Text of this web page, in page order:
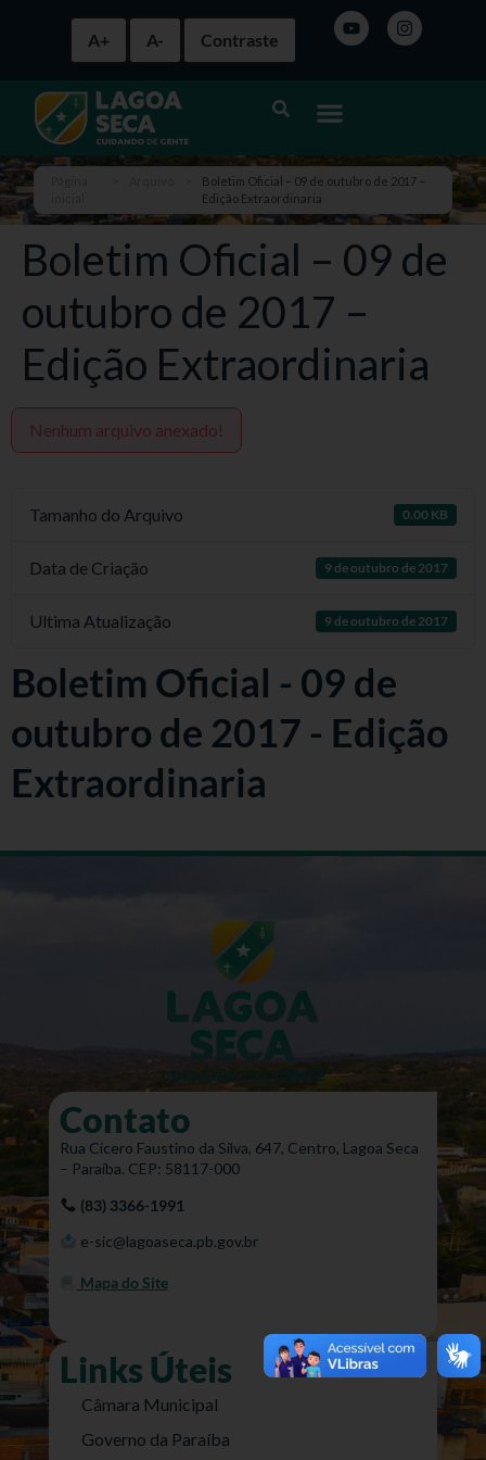
A+ A- Contraste
Boletim Oficial – 09 de outubro de 2017 –
Edição Extraordinaria
Boletim Oficial – 09 de
outubro de 2017 –
Edição Extraordinaria
Nenhum arquivo anexado!
Tamanho do Arquivo 0.00 KB
Data de Criação 9 de outubro de 2017
Ultima Atualização 9 de outubro de 2017
Boletim Oficial - 09 de
outubro de 2017 - Edição
Extraordinaria
Contato
Rua Cícero Faustino da Silva, 647, Centro, Lagoa Seca
– Paraíba. CEP: 58117-000
(83) 3366-1991
e-sic@lagoaseca.pb.gov.br
Mapa do Site
Links Úteis
Câmara Municipal
Governo da Paraíba